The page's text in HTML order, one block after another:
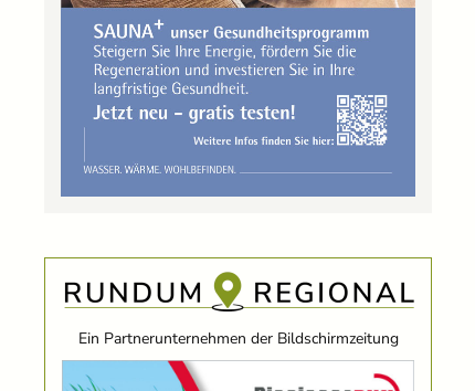
Ein Partnerunternehmen der Bildschirmzeitung